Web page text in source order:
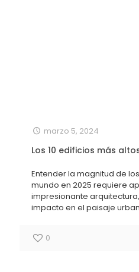
marzo 5, 2024
Los 10 edificios más
Entender la magnitud de
mundo en 2025 requiere
impresionante
impacto en el paisaje
0